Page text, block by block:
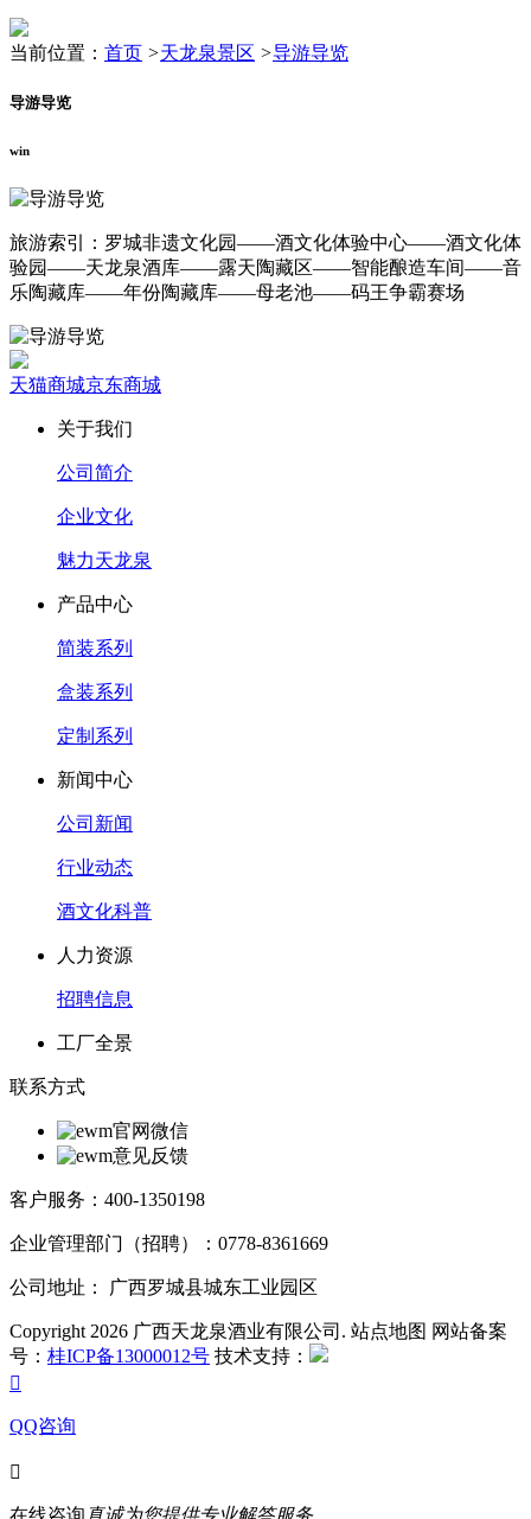
当前位置： 首页 >天龙泉景区 >导游导览
导游导览
win
旅游索引：罗城非遗文化园——酒文化体验中心——酒文化体
验园——天龙泉酒库——露天陶藏区——智能酿造车间——音
乐陶藏库——年份陶藏库——母老池——码王争霸赛场
天猫商城京东商城
关于我们
公司简介
企业文化
魅力天龙泉
产品中心
简装系列
盒装系列
定制系列
新闻中心
公司新闻
行业动态
酒文化科普
人力资源
招聘信息
工厂全景
联系方式
官网微信
意见反馈
客户服务：400-1350198
企业管理部门（招聘）：0778-8361669
公司地址： 广西罗城县城东工业园区
Copyright 2026 广西天龙泉酒业有限公司. 站点地图 网站备案
号： 桂ICP备13000012号 技术支持：

QQ咨询
